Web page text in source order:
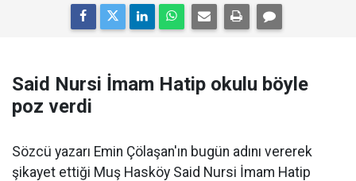
Said Nursi İmam Hatip okulu böyle
poz verdi
Sözcü yazarı Emin Çölaşan'ın bugün adını vererek
şikayet ettiği Muş Hasköy Said Nursi İmam Hatip